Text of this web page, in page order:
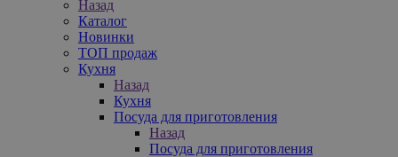
Назад
Каталог
Новинки
ТОП продаж
Кухня
Назад
Кухня
Посуда для приготовления
Назад
Посуда для приготовления